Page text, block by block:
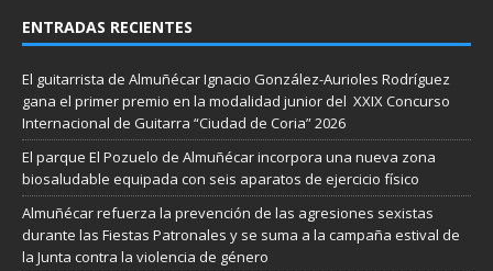
ENTRADAS RECIENTES
El guitarrista de Almuñécar Ignacio González-Aurioles Rodríguez
gana el primer premio en la modalidad junior del XXIX Concurso
Internacional de Guitarra “Ciudad de Coria” 2026
El parque El Pozuelo de Almuñécar incorpora una nueva zona
biosaludable equipada con seis aparatos de ejercicio físico
Almuñécar refuerza la prevención de las agresiones sexistas
durante las Fiestas Patronales y se suma a la campaña estival de
la Junta contra la violencia de género